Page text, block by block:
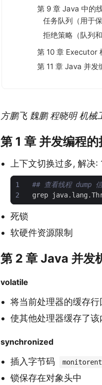
第 9 章 Java 中的
任务队列（用于
拒绝策略（队列
第 10 章 Executor
第 11 章 Java 并发
方鹏飞 魏鹏 程晓明 机
第 1 章 并发编程的
上下文切换过多, 解决
1
## 查看线程 dump
2
grep
死锁
软硬件资源限制
第 2 章 Java 并发
volatile
将当前处理器的缓存行
使其他处理器缓存了
synchronized
插入字节码
锁保存在对象头中